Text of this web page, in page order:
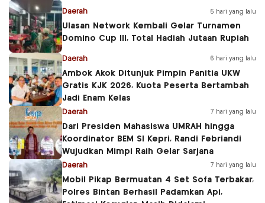
Daerah 5 hari yang lalu
Ulasan Network Kembali Gelar Turnamen
Domino Cup III, Total Hadiah Jutaan Rupiah
Daerah 6 hari yang lalu
Ambok Akok Ditunjuk Pimpin Panitia UKW
Gratis KJK 2026, Kuota Peserta Bertambah
Jadi Enam Kelas
Daerah 7 hari yang lalu
Dari Presiden Mahasiswa UMRAH hingga
Koordinator BEM SI Kepri, Randi Febriandi
Wujudkan Mimpi Raih Gelar Sarjana
Daerah 7 hari yang lalu
Mobil Pikap Bermuatan 4 Set Sofa Terbakar,
Polres Bintan Berhasil Padamkan Api,